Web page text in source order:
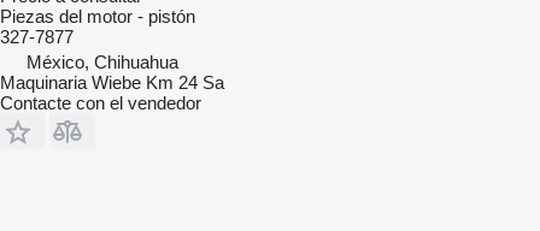
Piezas del motor - pistón
327-7877
México, Chihuahua
Maquinaria Wiebe Km 24 Sa
Contacte con el vendedor